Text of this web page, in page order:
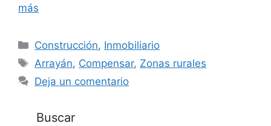
más
Categorías
Construcción, Inmobiliario
Etiquetas
Arrayán, Compensar, Zonas rurales
Deja un comentario
Buscar